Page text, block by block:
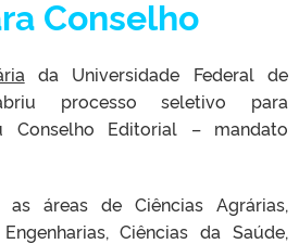
Conselho
da Universidade Federal de
processo seletivo para
Conselho Editorial – mandato
áreas de Ciências Agrárias,
Ciências da Saúde,